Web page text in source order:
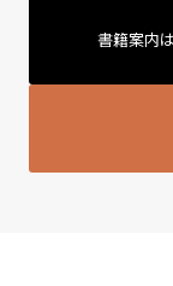
書籍案内